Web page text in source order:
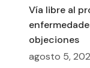
Vía libre al
objeciones
agosto 5,